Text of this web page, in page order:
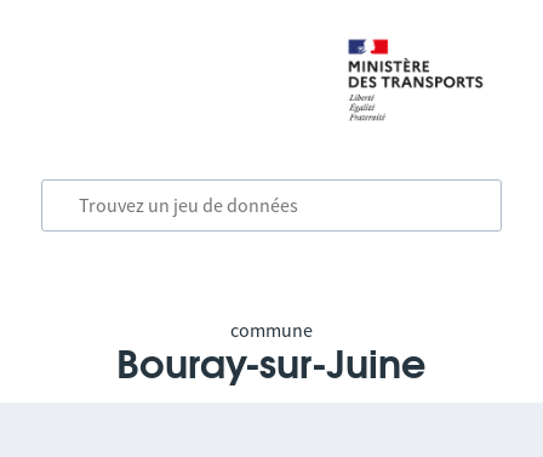
commune
Bouray-sur-Juine